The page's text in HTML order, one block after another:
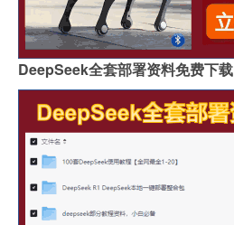
DeepSeek全套部署资料免费下载